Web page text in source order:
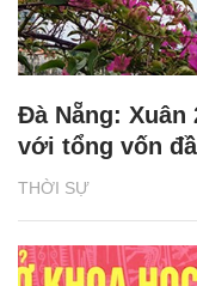
THỜI SỰ
Đà Nẵng:
với tổng vốn